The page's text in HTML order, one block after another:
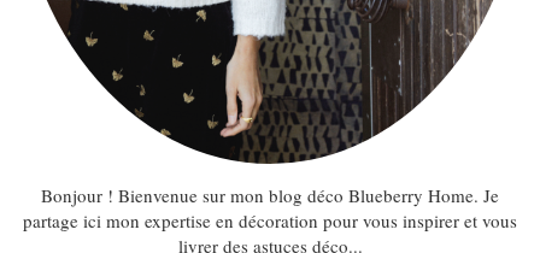
Bonjour ! Bienvenue sur mon blog déco Blueberry Home. Je
partage ici mon expertise en décoration pour vous inspirer et vous
livrer des astuces déco...